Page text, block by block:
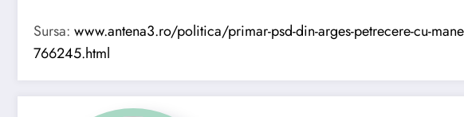
Sursa: www.antena3.ro/politica/primar-psd-din-arges-petrecere-cu-
766245.html